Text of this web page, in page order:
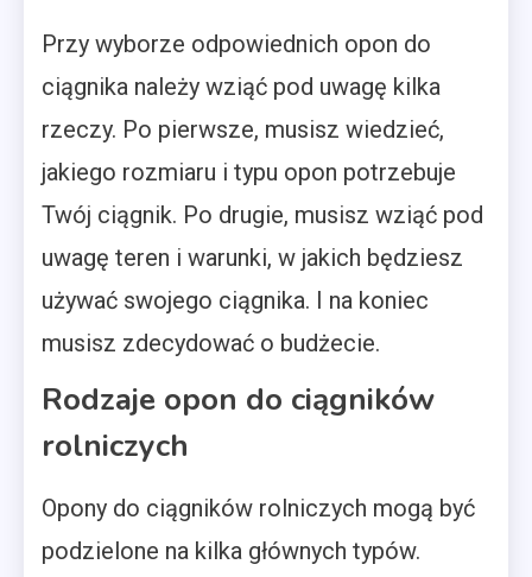
Przy wyborze odpowiednich opon do
ciągnika należy wziąć pod uwagę kilka
rzeczy. Po pierwsze, musisz wiedzieć,
jakiego rozmiaru i typu opon potrzebuje
Twój ciągnik. Po drugie, musisz wziąć pod
uwagę teren i warunki, w jakich będziesz
używać swojego ciągnika. I na koniec
musisz zdecydować o budżecie.
Rodzaje opon do ciągników
rolniczych
Opony do ciągników rolniczych mogą być
podzielone na kilka głównych typów.